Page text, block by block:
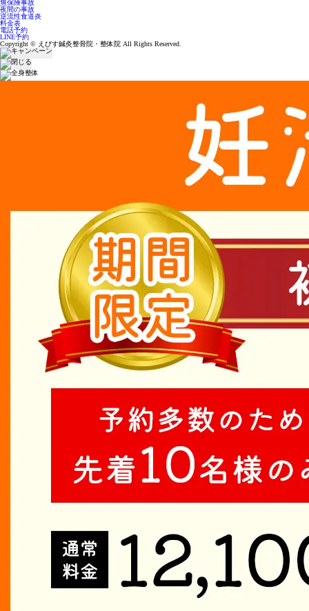
無保険事故
夜間の事故
逆流性食道炎
料金表
電話予約
LINE予約
Copyright © えびす鍼灸整骨院・整体院 All Rights Reserved.